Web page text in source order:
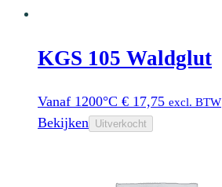
KGS 105 Waldglut
Vanaf 1200°C € 17,75 excl. BTW
Bekijken Uitverkocht